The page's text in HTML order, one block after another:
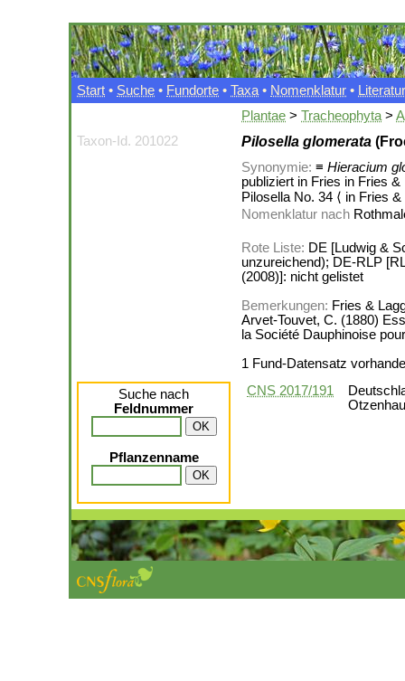
Start • Suche • Fundorte • Taxa • Nomenklatur • Literatur
Plantae > Tracheophyta >
Taxon-Id. 201022
Pilosella glomerata
Synonymie: ≡ Hieracium
publiziert in Fries in Fries
Pilosella No. 34 ⟨ in Fries
Nomenklatur nach
Rote Liste: DE [Ludwig &
unzureichend); DE-RLP
(2008)]: nicht gelistet
Bemerkungen: Fries &
Arvet-Touvet, C. (1880)
la Société Dauphinoise
1 Fund-Datensatz
Suche nach
Feldnummer
Pflanzenname
CNS 2017/191